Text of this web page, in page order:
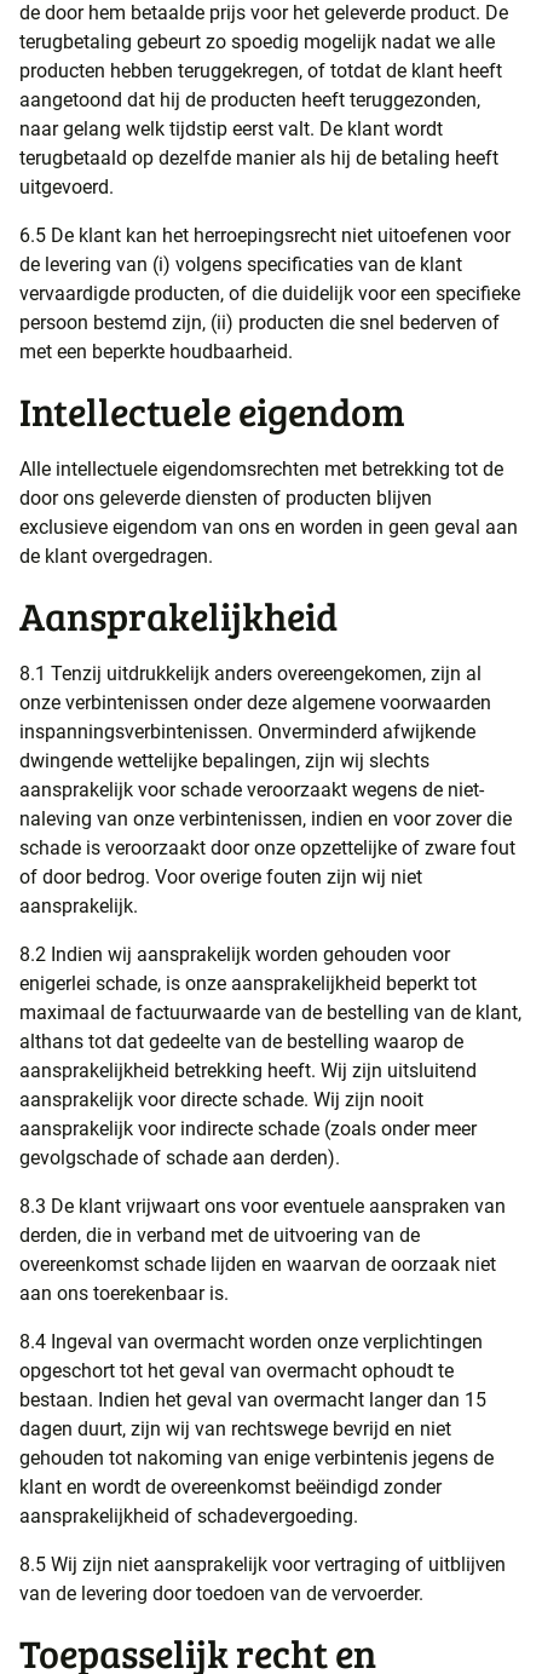
de door hem betaalde prijs voor het geleverde product. De
terugbetaling gebeurt zo spoedig mogelijk nadat we alle
producten hebben teruggekregen, of totdat de klant heeft
aangetoond dat hij de producten heeft teruggezonden,
naar gelang welk tijdstip eerst valt. De klant wordt
terugbetaald op dezelfde manier als hij de betaling heeft
uitgevoerd.
6.5 De klant kan het herroepingsrecht niet uitoefenen voor
de levering van (i) volgens specificaties van de klant
vervaardigde producten, of die duidelijk voor een specifieke
persoon bestemd zijn, (ii) producten die snel bederven of
met een beperkte houdbaarheid.
Intellectuele eigendom
Alle intellectuele eigendomsrechten met betrekking tot de
door ons geleverde diensten of producten blijven
exclusieve eigendom van ons en worden in geen geval aan
de klant overgedragen.
Aansprakelijkheid
8.1 Tenzij uitdrukkelijk anders overeengekomen, zijn al
onze verbintenissen onder deze algemene voorwaarden
inspanningsverbintenissen. Onverminderd afwijkende
dwingende wettelijke bepalingen, zijn wij slechts
aansprakelijk voor schade veroorzaakt wegens de niet-
naleving van onze verbintenissen, indien en voor zover die
schade is veroorzaakt door onze opzettelijke of zware fout
of door bedrog. Voor overige fouten zijn wij niet
aansprakelijk.
8.2 Indien wij aansprakelijk worden gehouden voor
enigerlei schade, is onze aansprakelijkheid beperkt tot
maximaal de factuurwaarde van de bestelling van de klant,
althans tot dat gedeelte van de bestelling waarop de
aansprakelijkheid betrekking heeft. Wij zijn uitsluitend
aansprakelijk voor directe schade. Wij zijn nooit
aansprakelijk voor indirecte schade (zoals onder meer
gevolgschade of schade aan derden).
8.3 De klant vrijwaart ons voor eventuele aanspraken van
derden, die in verband met de uitvoering van de
overeenkomst schade lijden en waarvan de oorzaak niet
aan ons toerekenbaar is.
8.4 Ingeval van overmacht worden onze verplichtingen
opgeschort tot het geval van overmacht ophoudt te
bestaan. Indien het geval van overmacht langer dan 15
dagen duurt, zijn wij van rechtswege bevrijd en niet
gehouden tot nakoming van enige verbintenis jegens de
klant en wordt de overeenkomst beëindigd zonder
aansprakelijkheid of schadevergoeding.
8.5 Wij zijn niet aansprakelijk voor vertraging of uitblijven
van de levering door toedoen van de vervoerder.
Toepasselijk recht en